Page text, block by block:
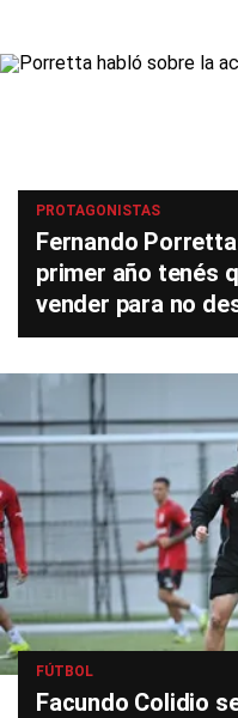
PROTAGONISTAS
Fernando Porretta
primer año tenés
vender para no
FÚTBOL
Facundo Colidio